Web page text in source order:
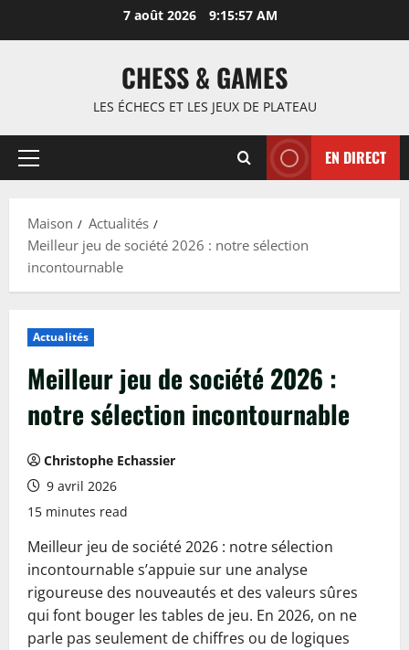
7 août 2026 9:15:58 AM
CHESS & GAMES
LES ÉCHECS ET LES JEUX DE PLATEAU
Menu
EN DIRECT
Maison
Actualités
Meilleur jeu de société 2026 : notre sélection
incontournable
Actualités
Meilleur jeu de société 2026 :
notre sélection incontournable
Christophe Echassier
9 avril 2026
15 minutes read
Meilleur jeu de société 2026 : notre sélection
incontournable s’appuie sur une analyse
rigoureuse des nouveautés et des valeurs sûres
qui font bouger les tables de jeu. En 2026, on ne
parle pas seulement de chiffres ou de logiques